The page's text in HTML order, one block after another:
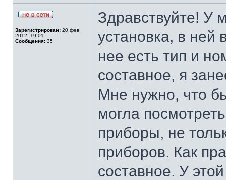
Зарегистрирован: 20 фев
2012, 19:01
Сообщения: 35
Здравствуйте! У
установка, в
нее есть тип и
составное, я
Мне нужно, что
могла
приборы, не
приборов. Как
составное. У